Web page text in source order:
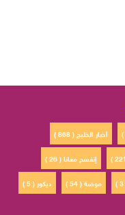
أخبار الخليج ( 868 )
إتفسح معانا ( 26 )
ديكور ( 5 )
موضة ( 54 )